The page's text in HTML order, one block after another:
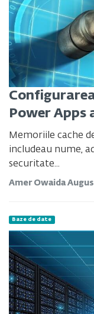
Power Apps
Memoriile cache
includeau nume,
securitate...
Amer Owaida
Baze de date